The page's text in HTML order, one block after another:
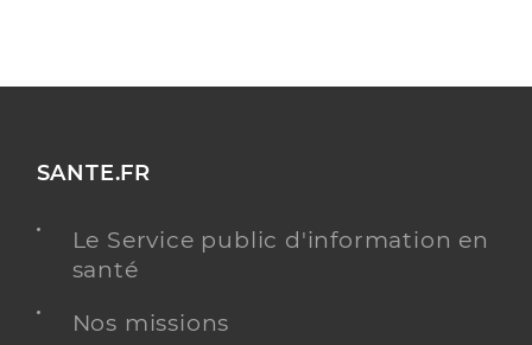
SANTE.FR
Le Service public d'information en
santé
Nos missions